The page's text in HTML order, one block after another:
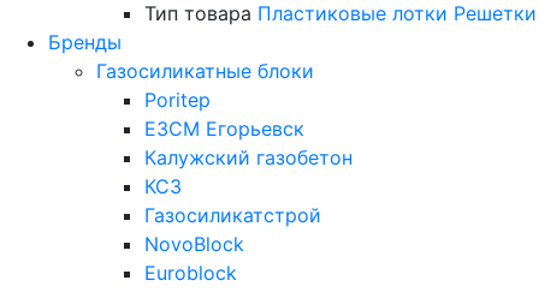
Тип товара Пластиковые лотки Решетки
Бренды
Газосиликатные блоки
Poritep
ЕЗСМ Егорьевск
Калужский газобетон
КСЗ
Газосиликатстрой
NovoBlock
Euroblock